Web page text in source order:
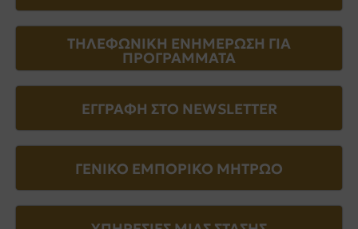
ΤΗΛΕΦΩΝΙΚΗ ΕΝΗΜΕΡΩΣΗ ΓΙΑ
ΠΡΟΓΡΑΜΜΑΤΑ
ΕΓΓΡΑΦΗ ΣΤΟ NEWSLETTER
ΓΕΝΙΚΟ ΕΜΠΟΡΙΚΟ ΜΗΤΡΩΟ